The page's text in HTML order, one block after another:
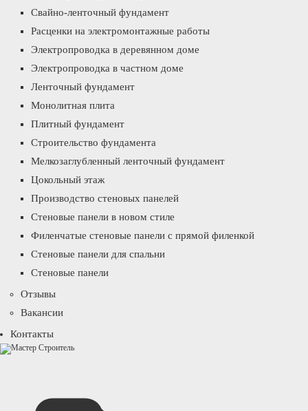
Свайно-ленточный фундамент
Расценки на электромонтажные работы
Электропроводка в деревянном доме
Электропроводка в частном доме
Ленточный фундамент
Монолитная плита
Плитный фундамент
Строительство фундамента
Мелкозаглубленный ленточный фундамент
Цокольный этаж
Производство стеновых панелей
Стеновые панели в новом стиле
Филенчатые стеновые панели с прямой филенкой
Стеновые панели для спальни
Стеновые панели
Отзывы
Вакансии
Контакты